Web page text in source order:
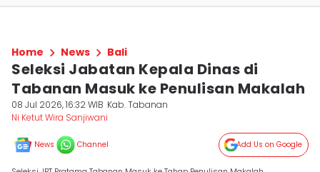
Home News Bali
Seleksi Jabatan Kepala Dinas di
Tabanan Masuk ke Penulisan Makalah
08 Jul 2026, 16:32 WIB Kab. Tabanan
Ni Ketut Wira Sanjiwani
News Channel Add Us on Google